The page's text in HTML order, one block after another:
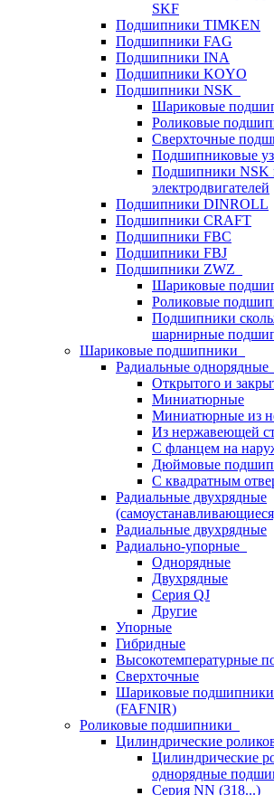
SKF
Подшипники TIMKEN
Подшипники FAG
Подшипники INA
Подшипники KOYO
Подшипники NSK
Шариковые
Роликовые
Сверхточные
Подшипниковые
Подшипники
электродвигателей
Подшипники DINROLL
Подшипники CRAFT
Подшипники FBC
Подшипники FBJ
Подшипники ZWZ
Шариковые
Роликовые
Подшипники
шарнирные
Шариковые подшипники
Радиальные однорядные
Открытого и
Миниатюрные
Миниатюрные из
Из нержавеющей
С фланцем на
Дюймовые
С квадратным
Радиальные двухрядные
Радиальные двухрядные
Радиально-упорные
Однорядные
Двухрядные
Серия QJ
Другие
Упорные
Гибридные
Высокотемпературные
Сверхточные
Шариковые
(FAFNIR)
Роликовые подшипники
Цилиндрические
Цилиндрические
однорядные
Серия NN (318...)